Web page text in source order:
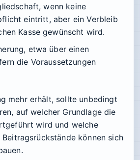
wenn keine
eintritt, aber ein Verbleib
Kasse gewünscht wird.
etwa über einen
die Voraussetzungen
mehr erhält, sollte unbedingt
auf welcher Grundlage die
wird und welche
können sich